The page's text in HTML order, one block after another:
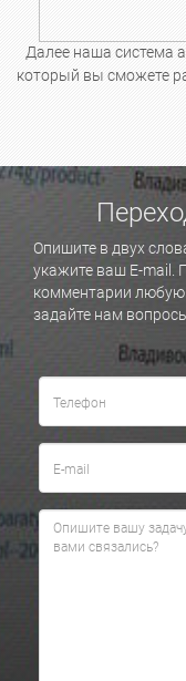
Далее наша система
который вы сможете
Опишите в двух
укажите ваш E-mail.
комментарии
задайте нам